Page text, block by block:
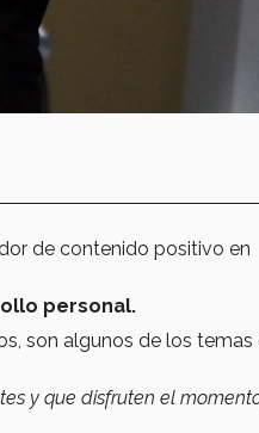
de contenido positivo en
personal.
son algunos de los temas
y que disfruten el